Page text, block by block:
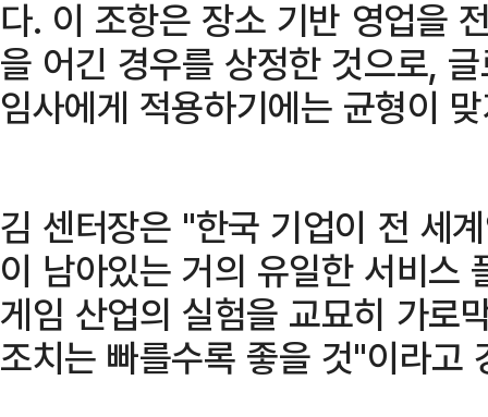
다. 이 조항은 장소 기반 영업을
을 어긴 경우를 상정한 것으로,
임사에게 적용하기에는 균형이
김 센터장은 "한국 기업이 전 세
이 남아있는 거의 유일한 서비스
게임 산업의 실험을 교묘히 가로
조치는 빠를수록 좋을 것"이라고